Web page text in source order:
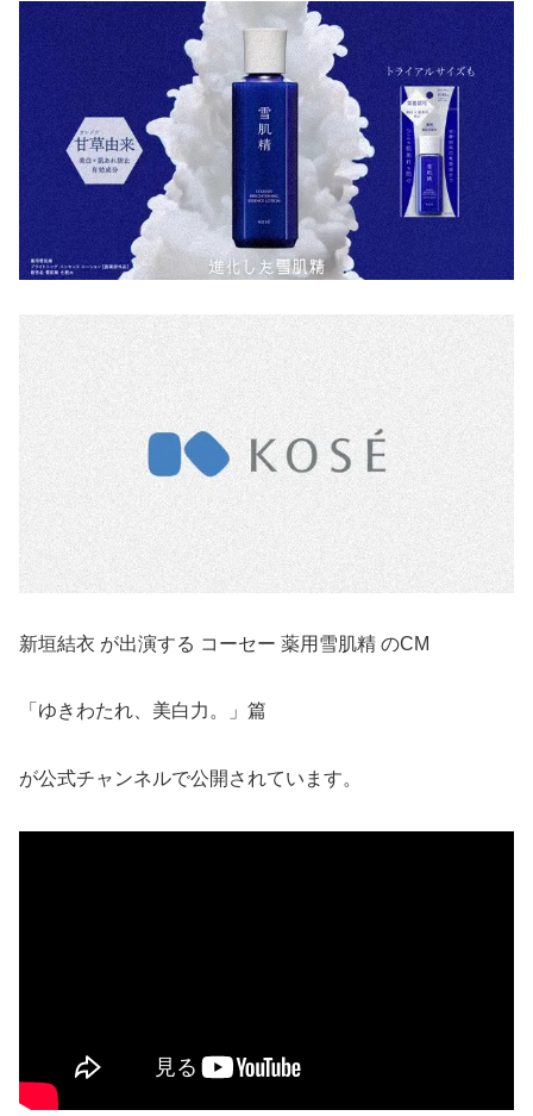
新垣結衣 が出演する コーセー 薬用雪肌精 のCM
「ゆきわたれ、美白力。」篇
が公式チャンネルで公開されています。